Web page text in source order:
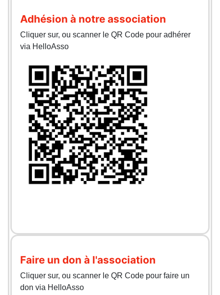
Adhésion à notre association
Cliquer sur, ou scanner le QR Code pour adhérer
via HelloAsso
Faire un don à l'association
Cliquer sur, ou scanner le QR Code pour faire un
don via HelloAsso